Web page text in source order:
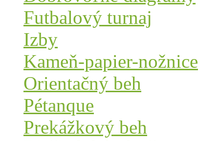
Futbalový turnaj
Izby
Kameň-papier-nožnice
Orientačný beh
Pétanque
Prekážkový beh